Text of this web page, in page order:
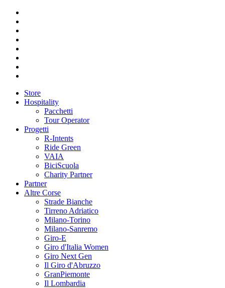
Store
Hospitality
Pacchetti
Tour Operator
Progetti
R-Intents
Ride Green
VAIA
BiciScuola
Charity Partner
Partner
Altre Corse
Strade Bianche
Tirreno Adriatico
Milano-Torino
Milano-Sanremo
Giro-E
Giro d'Italia Women
Giro Next Gen
Il Giro d'Abruzzo
GranPiemonte
Il Lombardia